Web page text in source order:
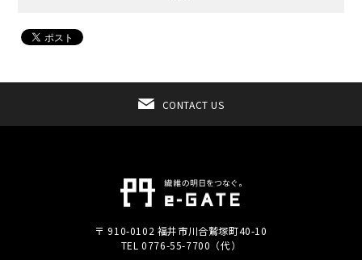
CONTACT US
〒 910-0102 福井市川合鷲塚町40-10
TEL 0776-55-7700（代）